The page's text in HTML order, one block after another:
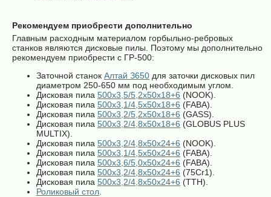
Рекомендуем приобрести дополнительно
Главным расходным материалом горбыльно-ребровых
станков являются дисковые пилы. Поэтому мы дополнительно
рекомендуем приобрести с ГР-500:
Заточной станок Алтай З650 для заточки дисковых пил
диаметром 250-650 мм под необходимым углом.
Дисковая пила 500х3,5/5,2х50х18+6 (NOOK).
Дисковая пила 500х3,1/4,5х50х18+6 (FABA).
Дисковая пила 500х3,2/5,2х50х18+6 (GASS).
Дисковая пила 500х3,2/4,8х50х18+6 (GLOBUS PLUS
MULTIX).
Дисковая пила 500х3,2/4,8х50х24+6 (NOOK).
Дисковая пила 500х3,1/4,5х50х24+6 (FABA).
Дисковая пила 500х3,6/5,0х50х24+6 (FABA).
Дисковая пила 500х3,2/4,8х50х24+6 (75Cr1).
Дисковая пила 500х3,2/4,8х50х24+6 (ТТН).
Роликовый стол